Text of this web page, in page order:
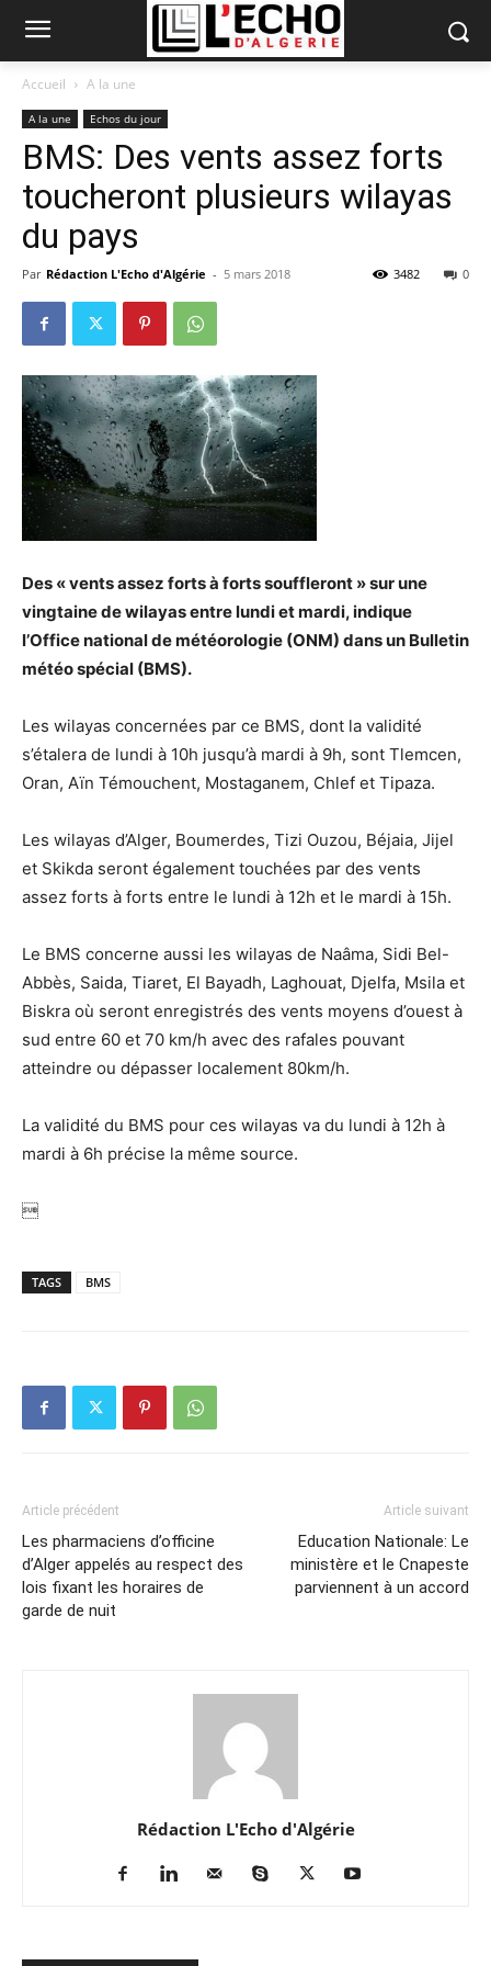
Accueil A la une
A la une Echos du jour
BMS: Des vents assez forts
toucheront plusieurs wilayas
du pays
Par Rédaction L'Echo d'Algérie - 5 mars 2018 0
3482
Des « vents assez forts à forts souffleront » sur une
vingtaine de wilayas entre lundi et mardi, indique
l’Office national de météorologie (ONM) dans un Bulletin
météo spécial (BMS).
Les wilayas concernées par ce BMS, dont la validité
s’étalera de lundi à 10h jusqu’à mardi à 9h, sont Tlemcen,
Oran, Aïn Témouchent, Mostaganem, Chlef et Tipaza.
Les wilayas d’Alger, Boumerdes, Tizi Ouzou, Béjaia, Jijel
et Skikda seront également touchées par des vents
assez forts à forts entre le lundi à 12h et le mardi à 15h.
Le BMS concerne aussi les wilayas de Naâma, Sidi Bel-
Abbès, Saida, Tiaret, El Bayadh, Laghouat, Djelfa, Msila et
Biskra où seront enregistrés des vents moyens d’ouest à
sud entre 60 et 70 km/h avec des rafales pouvant
atteindre ou dépasser localement 80km/h.
La validité du BMS pour ces wilayas va du lundi à 12h à
mardi à 6h précise la même source.

TAGS BMS
Article précédent
Les pharmaciens d’officine
d’Alger appelés au respect des
lois fixant les horaires de
garde de nuit
Article suivant
Education Nationale: Le
ministère et le Cnapeste
parviennent à un accord
Rédaction L'Echo d'Algérie